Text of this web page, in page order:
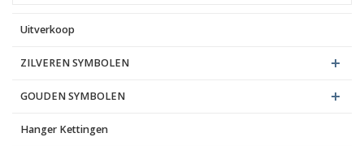
Blog
Uitverkoop
ZILVEREN SYMBOLEN
GOUDEN SYMBOLEN
Hanger Kettingen